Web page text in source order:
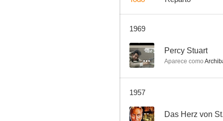
1969
-- Percy Stuart
Aparece como
1957
-- Das Herz von